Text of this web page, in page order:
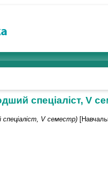
спеціаліст, V
спеціаліст, V семестр)